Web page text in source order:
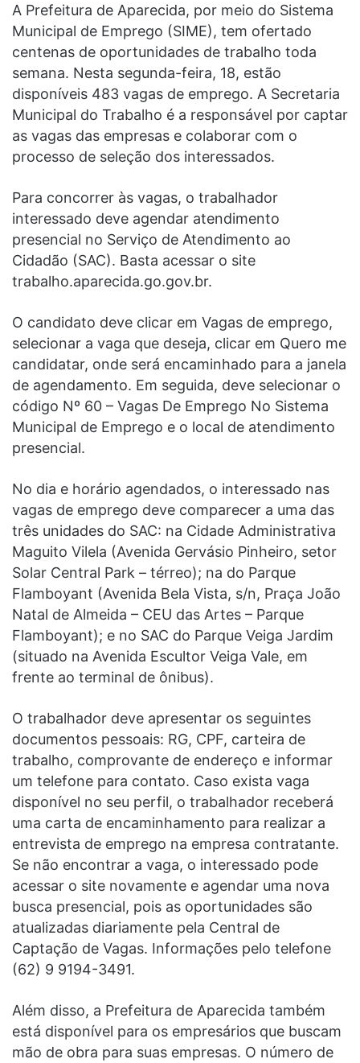
A Prefeitura de Aparecida, por meio do Sistema
Municipal de Emprego (SIME), tem ofertado
centenas de oportunidades de trabalho toda
semana. Nesta segunda-feira, 18, estão
disponíveis 483 vagas de emprego. A Secretaria
Municipal do Trabalho é a responsável por captar
as vagas das empresas e colaborar com o
processo de seleção dos interessados.
Para concorrer às vagas, o trabalhador
interessado deve agendar atendimento
presencial no Serviço de Atendimento ao
Cidadão (SAC). Basta acessar o site
trabalho.aparecida.go.gov.br.
O candidato deve clicar em Vagas de emprego,
selecionar a vaga que deseja, clicar em Quero me
candidatar, onde será encaminhado para a janela
de agendamento. Em seguida, deve selecionar o
código Nº 60 – Vagas De Emprego No Sistema
Municipal de Emprego e o local de atendimento
presencial.
No dia e horário agendados, o interessado nas
vagas de emprego deve comparecer a uma das
três unidades do SAC: na Cidade Administrativa
Maguito Vilela (Avenida Gervásio Pinheiro, setor
Solar Central Park – térreo); na do Parque
Flamboyant (Avenida Bela Vista, s/n, Praça João
Natal de Almeida – CEU das Artes – Parque
Flamboyant); e no SAC do Parque Veiga Jardim
(situado na Avenida Escultor Veiga Vale, em
frente ao terminal de ônibus).
O trabalhador deve apresentar os seguintes
documentos pessoais: RG, CPF, carteira de
trabalho, comprovante de endereço e informar
um telefone para contato. Caso exista vaga
disponível no seu perfil, o trabalhador receberá
uma carta de encaminhamento para realizar a
entrevista de emprego na empresa contratante.
Se não encontrar a vaga, o interessado pode
acessar o site novamente e agendar uma nova
busca presencial, pois as oportunidades são
atualizadas diariamente pela Central de
Captação de Vagas. Informações pelo telefone
(62) 9 9194-3491.
Além disso, a Prefeitura de Aparecida também
está disponível para os empresários que buscam
mão de obra para suas empresas. O número de